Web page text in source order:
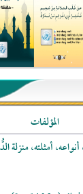
المؤلفات
أمثلته، منزلة